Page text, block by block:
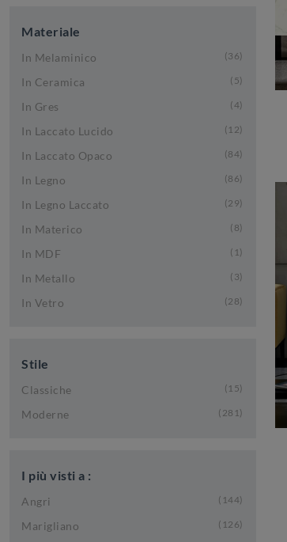
Materiale
In Melaminico 36
In Ceramica 5
In Gres 4
In Laccato Lucido 12
In Laccato Opaco 84
In Legno 86
In Legno Laccato 29
In Materico 8
In MDF 1
In Metallo 3
In Vetro 28
Stile
Classiche 15
Moderne 281
I più visti a :
Angri 144
Marigliano 126